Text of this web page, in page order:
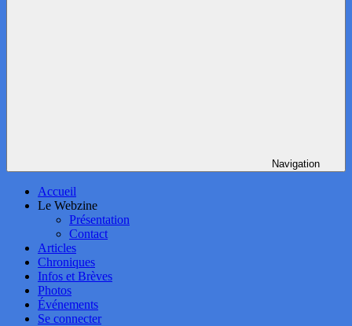
Navigation
Accueil
Le Webzine
Présentation
Contact
Articles
Chroniques
Infos et Brèves
Photos
Événements
Se connecter